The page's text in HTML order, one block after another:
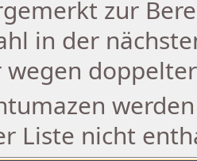
zur
in der
wegen
Liste nicht